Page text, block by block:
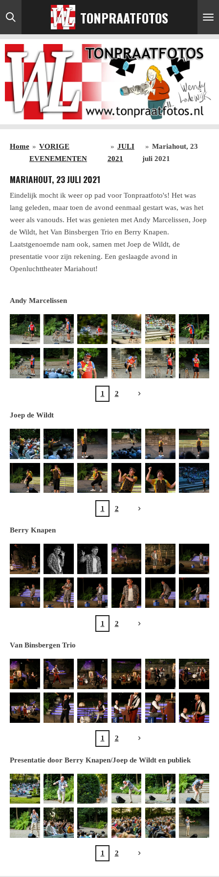
Ga
direct
naar
hoofdinhoud
TONPRAATFOTOS
Home » VORIGE
EVENEMENTEN
» JULI
2021
» Mariahout, 23
juli 2021
MARIAHOUT, 23 JULI 2021
Eindelijk mocht ik weer op pad voor Tonpraatfoto's! Het was
lang geleden, maar toen de avond eenmaal gestart was, was het
weer als vanouds. Het was genieten met Andy Marcelissen, Joep
de Wildt, het Van Binsbergen Trio en Berry Knapen.
Laatstgenoemde nam ook, samen met Joep de Wildt, de
presentatie voor zijn rekening. Een geslaagde avond in
Openluchttheater Mariahout!
Andy Marcelissen
1 2
Joep de Wildt
1 2
Berry Knapen
1 2
Van Binsbergen Trio
1 2
Presentatie door Berry Knapen/Joep de Wildt en publiek
1 2